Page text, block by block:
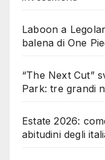
Laboon a
balena di One
“The Next Cut”
Park: tre grandi
Estate 2026:
abitudini degli